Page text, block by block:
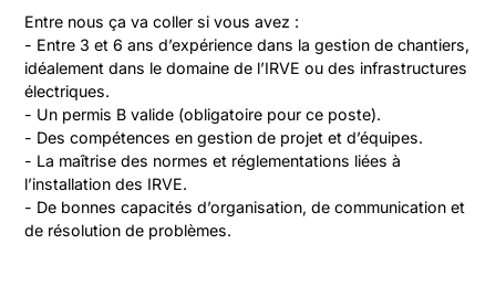
Entre nous ça va coller si vous avez :
- Entre 3 et 6 ans d’expérience dans la gestion de chantiers,
idéalement dans le domaine de l’IRVE ou des infrastructures
électriques.
- Un permis B valide (obligatoire pour ce poste).
- Des compétences en gestion de projet et d’équipes.
- La maîtrise des normes et réglementations liées à
l’installation des IRVE.
- De bonnes capacités d’organisation, de communication et
de résolution de problèmes.